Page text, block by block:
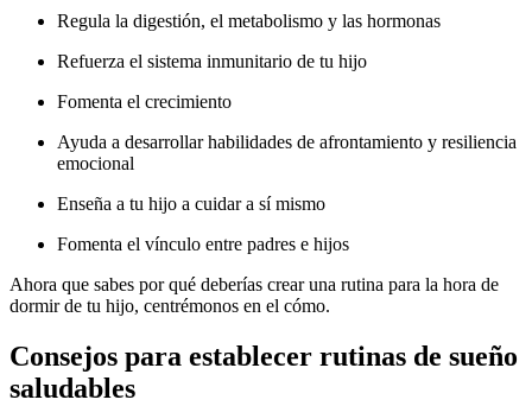
Regula la digestión, el metabolismo y las hormonas
Refuerza el sistema inmunitario de tu hijo
Fomenta el crecimiento
Ayuda a desarrollar habilidades de afrontamiento y resiliencia
emocional
Enseña a tu hijo a cuidar a sí mismo
Fomenta el vínculo entre padres e hijos
Ahora que sabes por qué deberías crear una rutina para la hora de
dormir de tu hijo, centrémonos en el cómo.
Consejos para establecer rutinas de sueño
saludables